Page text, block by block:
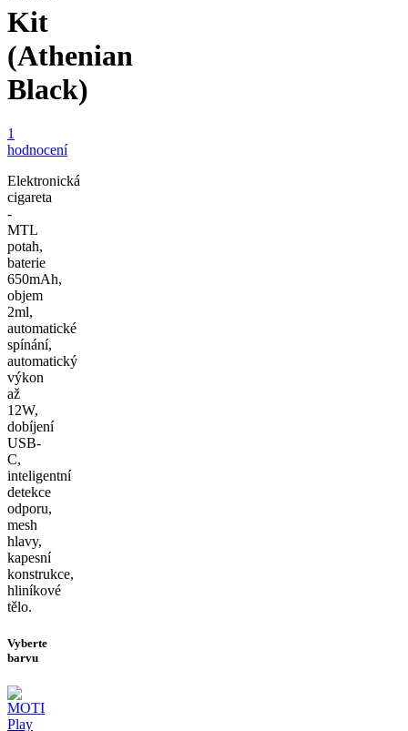
Kit
(Athenian
Black)
1
hodnocení
Elektronická
cigareta
-
MTL
potah,
baterie
650mAh,
objem
2ml,
automatické
spínání,
automatický
výkon
až
12W,
dobíjení
USB-
C,
inteligentní
detekce
odporu,
mesh
hlavy,
kapesní
konstrukce,
hliníkové
tělo.
Vyberte
barvu